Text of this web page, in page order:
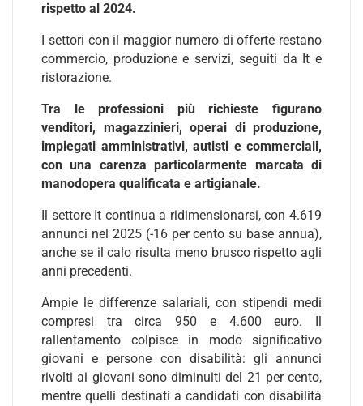
rispetto al 2024.
I settori con il maggior numero di offerte restano
commercio, produzione e servizi, seguiti da It e
ristorazione.
Tra le professioni più richieste figurano
venditori, magazzinieri, operai di produzione,
impiegati amministrativi, autisti e commerciali,
con una carenza particolarmente marcata di
manodopera qualificata e artigianale.
Il settore It continua a ridimensionarsi, con 4.619
annunci nel 2025 (-16 per cento su base annua),
anche se il calo risulta meno brusco rispetto agli
anni precedenti.
Ampie le differenze salariali, con stipendi medi
compresi tra circa 950 e 4.600 euro. Il
rallentamento colpisce in modo significativo
giovani e persone con disabilità: gli annunci
rivolti ai giovani sono diminuiti del 21 per cento,
mentre quelli destinati a candidati con disabilità